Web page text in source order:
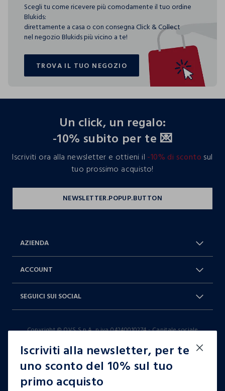
Scegli tu come ricevere più comodamente il tuo ordine
Blukids:
direttamente a casa o con consegna Click & Collect
nel negozio Blukids più vicino a te!
TROVA IL TUO NEGOZIO
TROVA IL TUO NEGOZIO
Iscriviti alla newsletter, per te
uno sconto del 10% sul tuo
primo acquisto
Un click, un regalo:
-10% subito per te 💌
Iscriviti ora alla newsletter e ottieni il -10% di sconto sul
tuo prossimo acquisto!
AZIENDA
Dichiarazione accessibilità
ACCOUNT
9-17)
SEGUICI SUI SOCIAL
TikTok
Copyright © OVS S.p.A, p.iva 04240010274 - Capitale sociale
it |italiano